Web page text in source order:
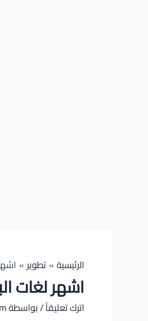
الرئيسية تطوير
اشهر لغات
اترك تعليقاً/ بواسطة